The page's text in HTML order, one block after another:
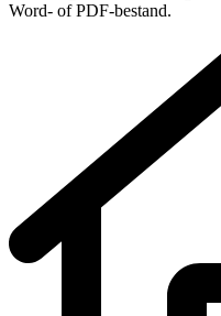
Word- of PDF-bestand.